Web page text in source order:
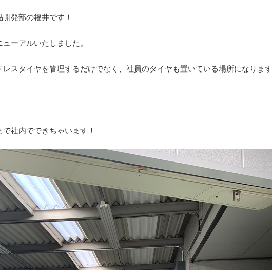
発部の福井です！
ーアルいたしました。
スタイヤを管理するだけでなく、社員のタイヤも置いている場所になりま
社内でできちゃいます！